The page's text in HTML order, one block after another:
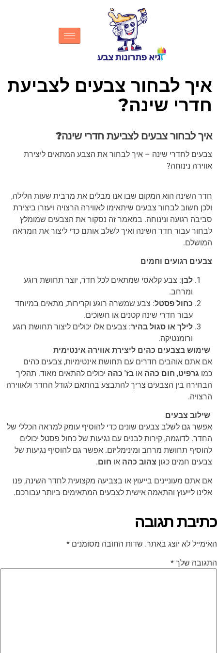
איך לבחור צבעים לצביעת
חדרי שינה?
איך לבחור צבעים לצביעת חדרי שינה?
צבעים לחדרי שינה – איך לבחור את הצבע המתאים ליצירת
אווירה נינוחה?
חדר השינה הוא המקום שבו אנו מבלים את מרבית שעות הלילה,
ולכן חשוב לבחור צבעים שיתאימו לאווירה הרצויה ויעזרו ביצירת
סביבה רגועה ונינוחה. במאמר זה נסקור את הצבעים שמומלץ
לבחור עבור חדר השינה ואיך לשלב אותם כדי ליצור את המראה
המושלם.
צבעים רגועים וחמים
לבן: צבע קלאסי שמתאים לכל חדר, יוצר תחושת רוגע
ומרחב.
כחול פסטל: צבע שמשרה רוגע וקרירות, מתאים במיוחד
עבור חדרי שינה קטנים או חשוכים.
לילך או סגול בהיר: צבעים אלו יכולים ליצור תחושת רוגע
ורומנטיקה.
שימוש בצבעים כהים ליצירת אווירה אינטימית
אם אתם אוהבים חדרים עם תחושת אינטימיות, צבעים כהים
כמו גרפיט, חום כהה או בז' כהה יכולים להתאים מאוד. תהליך
הבחירה בין הצבעים צריך להתבצע בהתאם לגודל החדר ולאווירה
הרצויה.
שילוב צבעים
אפשר גם לשלב צבעים שונים כדי להוסיף עומק למראה הכללי של
החדר. לדוגמה, קירות לבנים עם נגיעות של כחול פסטל יכולים
להוסיף תחושת מרחב ומינימליזם. אפשר גם להוסיף נגיעות של
צבעים חמים כגון צהוב כהה או חום.
אם אתם מעוניינים בייעוץ או בצביעה מקצועית לחדר השינה, פנו
אלינו לייעוץ והתאמה אישית לצבעים המתאימים ביותר עבורכם.
כתיבת תגובה
האימייל לא יוצג באתר. שדות החובה מסומנים *
התגובה שלך *